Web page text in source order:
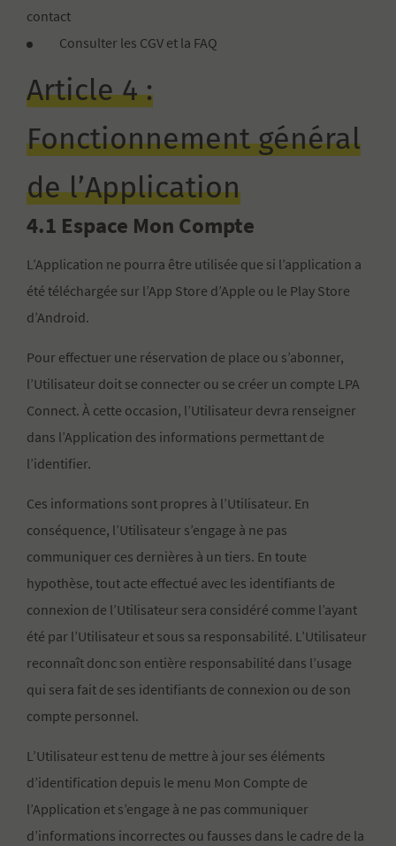
contact
Consulter les CGV et la FAQ
Article 4 :
Fonctionnement général
de l’Application
4.1 Espace Mon Compte
L’Application ne pourra être utilisée que si l’application a
été téléchargée sur l’App Store d’Apple ou le Play Store
d’Android.
Pour effectuer une réservation de place ou s’abonner,
l’Utilisateur doit se connecter ou se créer un compte LPA
Connect. À cette occasion, l’Utilisateur devra renseigner
dans l’Application des informations permettant de
l’identifier.
Ces informations sont propres à l’Utilisateur. En
conséquence, l’Utilisateur s’engage à ne pas
communiquer ces dernières à un tiers. En toute
hypothèse, tout acte effectué avec les identifiants de
connexion de l’Utilisateur sera considéré comme l’ayant
été par l’Utilisateur et sous sa responsabilité. L’Utilisateur
reconnaît donc son entière responsabilité dans l’usage
qui sera fait de ses identifiants de connexion ou de son
compte personnel.
L’Utilisateur est tenu de mettre à jour ses éléments
d’identification depuis le menu Mon Compte de
l’Application et s’engage à ne pas communiquer
d’informations incorrectes ou fausses dans le cadre de la